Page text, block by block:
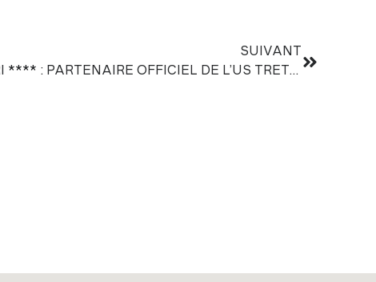
SUIVANT
HÔTEL MOUNT VENTÙRI **** : PARTENAIRE OFFICIEL DE L’US TRETS CUP 2025